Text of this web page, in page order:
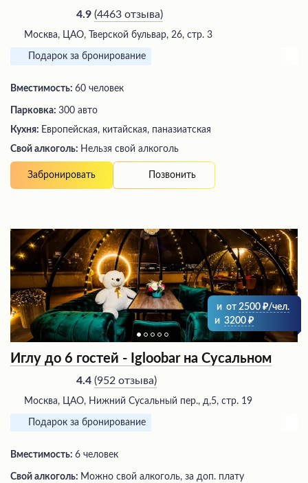
4.9 (4463 отзыва)
Москва, ЦАО, Тверской бульвар, 26, стр. 3
Подарок за бронирование
Вместимость: 60 человек
Парковка: 300 авто
Кухня: Европейская, китайская, паназиатская
Свой алкоголь: Нельзя свой алкоголь
Забронировать Позвонить
и от 2500
/чел.
и 3200
Иглу до 6 гостей - Igloobar на Сусальном
4.4 (952 отзыва)
Москва, ЦАО, Нижний Сусальный пер., д,5, стр. 19
Подарок за бронирование
Вместимость: 6 человек
Свой алкоголь: Можно свой алкоголь, за доп. плату